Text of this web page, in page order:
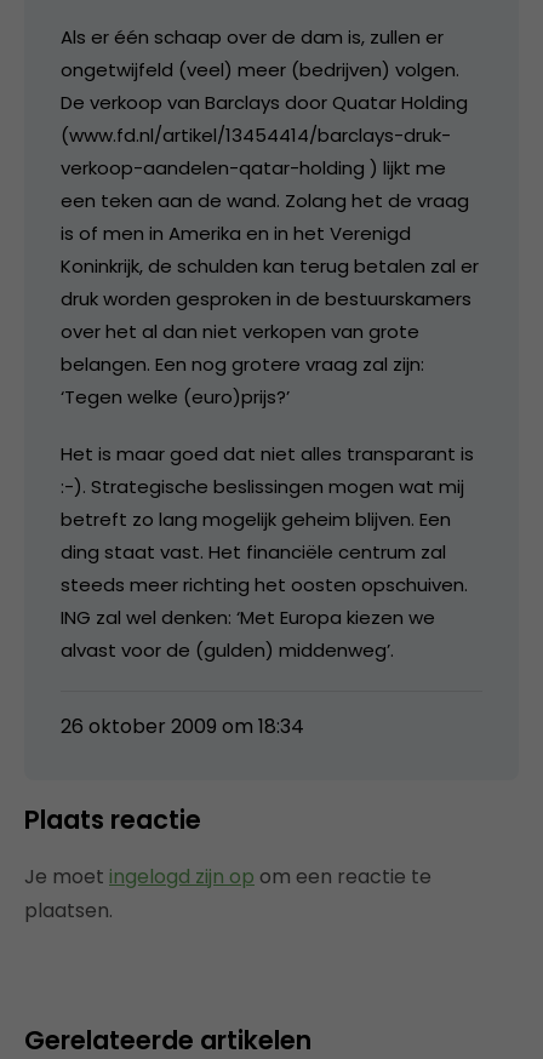
Als er één schaap over de dam is, zullen er
ongetwijfeld (veel) meer (bedrijven) volgen.
De verkoop van Barclays door Quatar Holding
(www.fd.nl/artikel/13454414/barclays-druk-
verkoop-aandelen-qatar-holding ) lijkt me
een teken aan de wand. Zolang het de vraag
is of men in Amerika en in het Verenigd
Koninkrijk, de schulden kan terug betalen zal er
druk worden gesproken in de bestuurskamers
over het al dan niet verkopen van grote
belangen. Een nog grotere vraag zal zijn:
‘Tegen welke (euro)prijs?’
Het is maar goed dat niet alles transparant is
:-). Strategische beslissingen mogen wat mij
betreft zo lang mogelijk geheim blijven. Een
ding staat vast. Het financiële centrum zal
steeds meer richting het oosten opschuiven.
ING zal wel denken: ‘Met Europa kiezen we
alvast voor de (gulden) middenweg’.
26 oktober 2009 om 18:34
Plaats reactie
Je moet ingelogd zijn op om een reactie te
plaatsen.
Gerelateerde artikelen